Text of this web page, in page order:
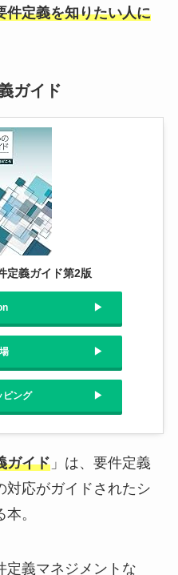
件定義を知りたい人に
ガイド
定義ガイド第2版
ピング
ガイド」は、要件定義
対応がガイドされたシ
。
定義マネジメントな